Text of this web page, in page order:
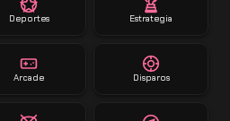
Deportes Estrategia
Arcade Disparos